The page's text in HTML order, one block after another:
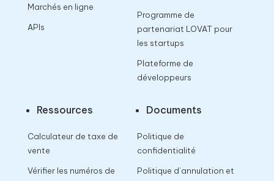
Marchés en ligne
APIs
Programme de
partenariat LOVAT pour
les startups
Plateforme de
développeurs
Ressources
Calculateur de taxe de
vente
Vérifier les numéros de
Documents
Politique de
confidentialité
Politique d’annulation et